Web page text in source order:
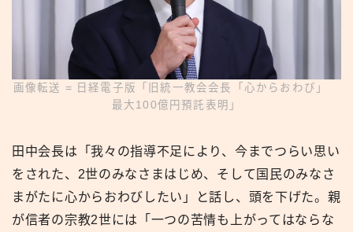
画像転送 = 日経電子版「旧統一教会会長「心からおわび」
最大100億円預託表明」
田中会長は「我々の指導不足により、今までつらい思い
をされた、2世のみなさまはじめ、そして国民のみなさ
まがたに心からおわびしたい」と話し、頭を下げた。親
が信者の宗教2世には「一つの苦情も上がってはならな